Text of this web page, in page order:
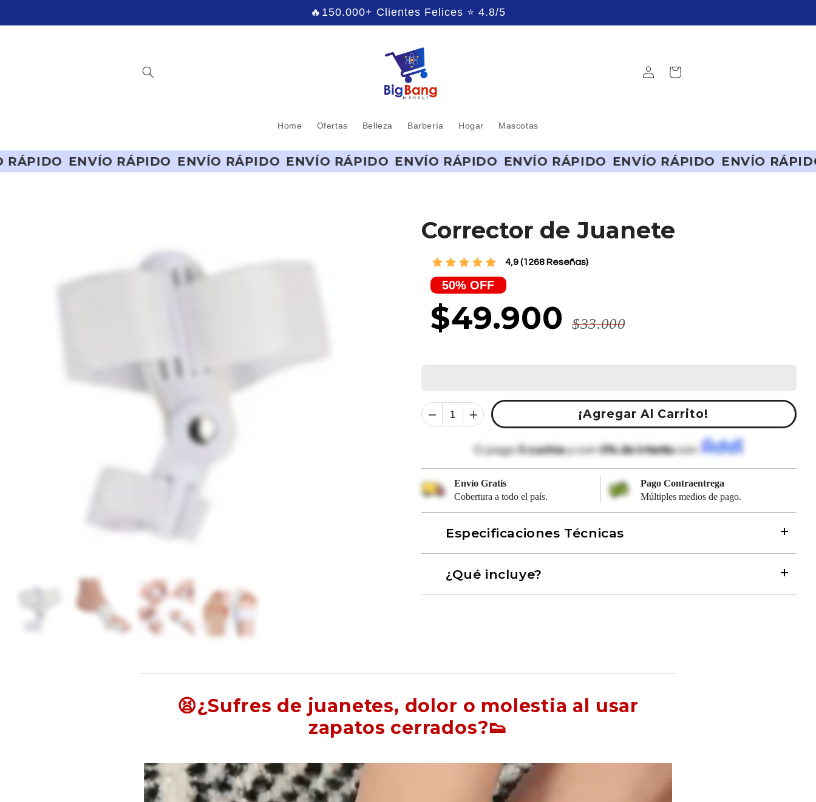
al contenido
🔥150.000+ Clientes Felices ⭐ 4.8/5
Home Ofertas Belleza Barbería Hogar Mascotas
sesión
Carrito
RÁPIDO ENVÍO RÁPIDO ENVÍO RÁPIDO ENVÍO RÁPIDO ENVÍO RÁPIDO ENVÍO RÁPIDO ENVÍO RÁPIDO ENVÍO
Corrector de Juanete
4,9 (1268 Reseñas)
50% OFF
$49.900 $33.000
¡Agregar Al Carrito!
Envío Gratis
Cobertura a todo el país.
Pago Contraentrega
Múltiples medios de pago.
Especificaciones Técnicas
¿Qué incluye?
😫¿Sufres de juanetes, dolor o molestia al usar
zapatos cerrados?👟